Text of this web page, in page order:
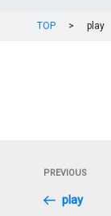
TOP > play
Previous
Post
PREVIOUS
play